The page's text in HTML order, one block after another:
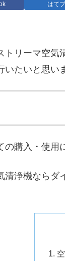
はてブ
トリーマ空気
たいと思い
購入・使用
浄機ならダ